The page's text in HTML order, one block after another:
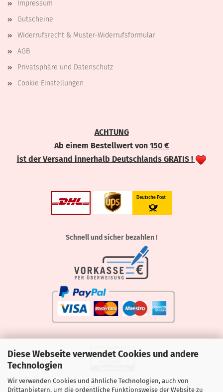
Diese Webseite verwendet Cookies und andere
Technologien
Wir verwenden Cookies und ähnliche Technologien, auch von
Drittanbietern, um die ordentliche Funktionsweise der Website zu
Impressum
Gutscheine
Widerrufsrecht & Muster-Widerrufsformular
AGB
Privatsphäre und Datenschutz
Cookie Einstellungen
ACHTUNG
Ab einem Bestellwert von 150 €
ist der Versand innerhalb Deutschlands GRATIS !
Schnell und sicher bezahlen !